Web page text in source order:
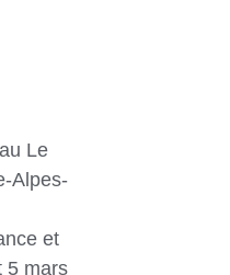
Le
Alpes-
et
5 mars